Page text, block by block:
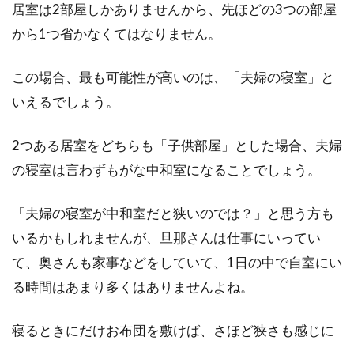
居室は2部屋しかありませんから、先ほどの3つの部屋
から1つ省かなくてはなりません。
この場合、最も可能性が高いのは、「夫婦の寝室」と
いえるでしょう。
2つある居室をどちらも「子供部屋」とした場合、夫婦
の寝室は言わずもがな中和室になることでしょう。
「夫婦の寝室が中和室だと狭いのでは？」と思う方も
いるかもしれませんが、旦那さんは仕事にいってい
て、奥さんも家事などをしていて、1日の中で自室にい
る時間はあまり多くはありませんよね。
寝るときにだけお布団を敷けば、さほど狭さも感じに